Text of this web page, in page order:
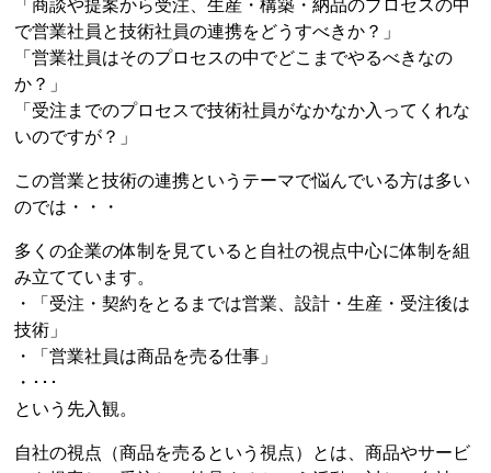
「商談や提案から受注、生産・構築・納品のプロセスの中
で営業社員と技術社員の連携をどうすべきか？」
「営業社員はそのプロセスの中でどこまでやるべきなの
か？」
「受注までのプロセスで技術社員がなかなか入ってくれな
いのですが？」
この営業と技術の連携というテーマで悩んでいる方は多い
のでは・・・
多くの企業の体制を見ていると自社の視点中心に体制を組
み立てています。
・「受注・契約をとるまでは営業、設計・生産・受注後は
技術」
・「営業社員は商品を売る仕事」
・･･･
という先入観。
自社の視点（商品を売るという視点）とは、商品やサービ